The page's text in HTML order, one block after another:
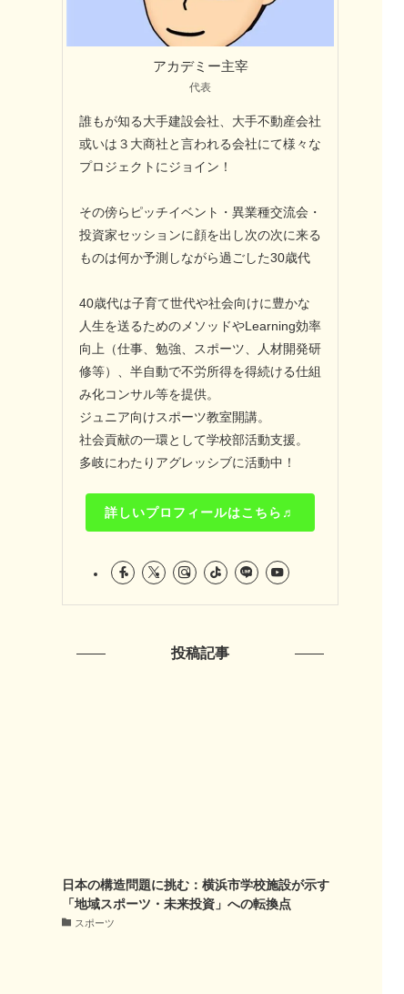
アカデミー主宰
代表
誰もが知る大手建設会社、大手不動産会社
或いは３大商社と言われる会社にて様々な
プロジェクトにジョイン！
その傍らピッチイベント・異業種交流会・
投資家セッションに顔を出し次の次に来る
ものは何か予測しながら過ごした30歳代
40歳代は子育て世代や社会向けに豊かな
人生を送るためのメソッドやLearning効率
向上（仕事、勉強、スポーツ、人材開発研
修等）、半自動で不労所得を得続ける仕組
み化コンサル等を提供。
ジュニア向けスポーツ教室開講。
社会貢献の一環として学校部活動支援。
多岐にわたりアグレッシブに活動中！
詳しいプロフィールはこちら♬
投稿記事
日本の構造問題に挑む：横浜市学校施設が示す
「地域スポーツ・未来投資」への転換点
スポーツ